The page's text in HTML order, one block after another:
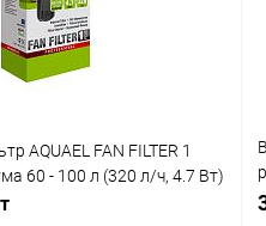
AQUAEL FAN FILTER 1
60 - 100 л (320 л/ч, 4.7 Вт)